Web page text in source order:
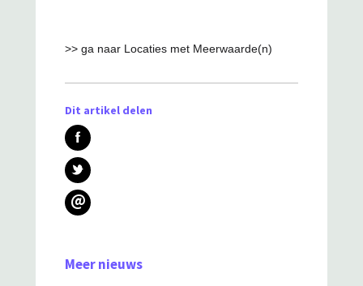
>> ga naar Locaties met Meerwaarde(n)
Dit artikel delen
@
Meer nieuws